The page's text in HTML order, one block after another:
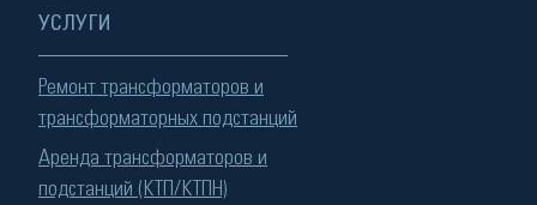
УСЛУГИ
Ремонт трансформаторов и
трансформаторных подстанций
Аренда трансформаторов и
подстанций (КТП/КТПН)